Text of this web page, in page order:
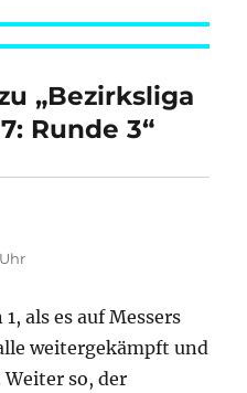
„Bezirksliga
Runde 3“
als es auf Messers
weitergekämpft und
so, der